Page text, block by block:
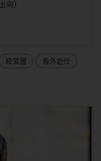
向）
経営層 海外赴任